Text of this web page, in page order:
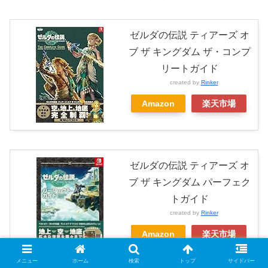
ゼルダの伝説 ティアーズ オ
ブ ザ キングダム ザ・コンプ
リートガイド
created by Rinker
Amazon 楽天市場
ゼルダの伝説 ティアーズ オ
ブ ザ キングダム パーフェク
トガイド
created by Rinker
Amazon 楽天市場
メニュー ホーム 検索 トップ サイドバー